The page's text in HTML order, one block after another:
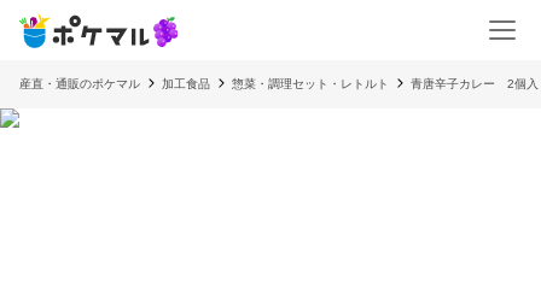
産直・通販のポケマル 加工食品 惣菜・調理セット・レトルト 青唐辛子カレー 2個入